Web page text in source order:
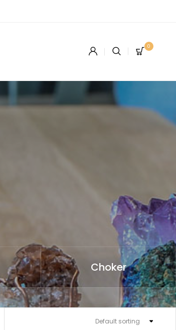
0
Choker
Default sorting